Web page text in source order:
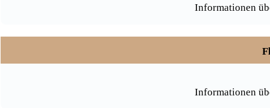
Informationen
Informationen